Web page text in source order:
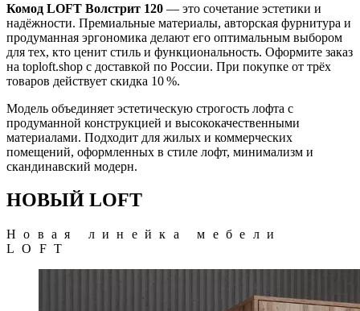
Комод LOFT Волстрит 120 — это сочетание эстетики и
надёжности. Премиальные материалы, авторская фурнитура и
продуманная эргономика делают его оптимальным выбором
для тех, кто ценит стиль и функциональность. Оформите заказ
на toploft.shop с доставкой по России. При покупке от трёх
товаров действует скидка 10 %.
Модель объединяет эстетическую строгость лофта с
продуманной конструкцией и высококачественными
материалами. Подходит для жилых и коммерческих
помещений, оформленных в стиле лофт, минимализм и
скандинавский модерн.
НОВЫЙ LOFT
Новая линейка мебели
LOFT